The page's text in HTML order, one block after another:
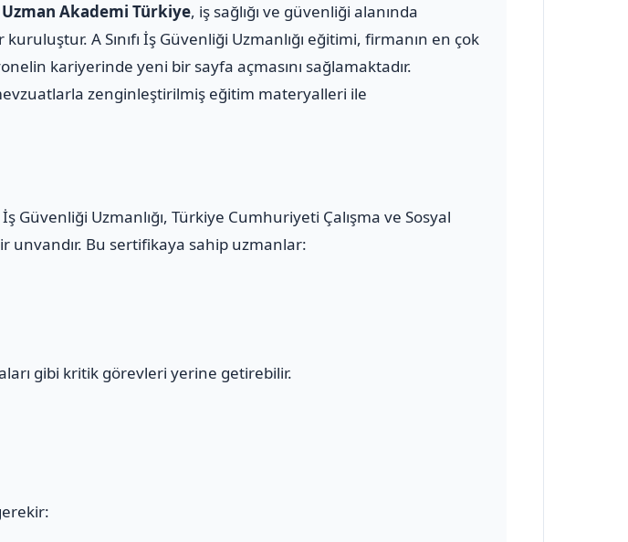
Uzman Akademi Türkiye, iş sağlığı ve güvenliği alanında
A Sınıfı İş Güvenliği Uzmanlığı eğitimi, firmanın en çok
kariyerinde yeni bir sayfa açmasını sağlamaktadır.
zenginleştirilmiş eğitim materyalleri ile
Güvenliği Uzmanlığı, Türkiye Cumhuriyeti Çalışma ve Sosyal
unvandır. Bu sertifikaya sahip uzmanlar:
gibi kritik görevleri yerine getirebilir.